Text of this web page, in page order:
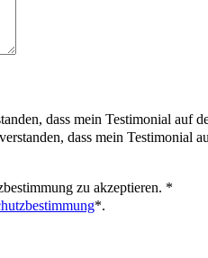
dass mein Testimonial auf
dass mein Testimonial
zu akzeptieren. *
*.